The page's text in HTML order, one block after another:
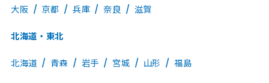
大阪 京都 兵庫 奈良 滋賀
北海道・東北
北海道 青森 岩手 宮城 山形 福島